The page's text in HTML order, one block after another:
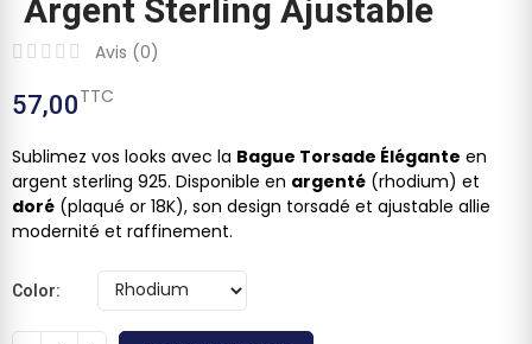
Argent Sterling Ajustable
Avis (0)
57,00TTC
Sublimez vos looks avec la Bague Torsade Élégante en
argent sterling 925. Disponible en argenté (rhodium) et
doré (plaqué or 18K), son design torsadé et ajustable allie
modernité et raffinement.
Color